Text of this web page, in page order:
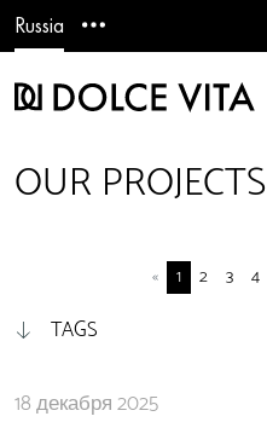
Russia
OUR PROJECTS
18 декабря 2025
TAGS
« 1 2 3 4